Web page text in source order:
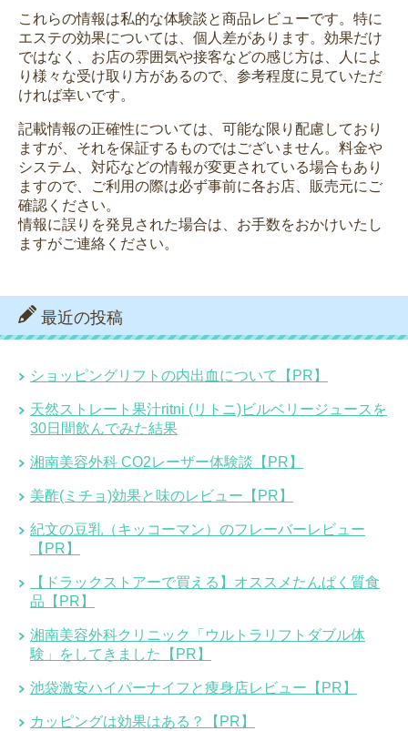
これらの情報は私的な体験談と商品レビューです。特に
エステの効果については、個人差があります。効果だけ
ではなく、お店の雰囲気や接客などの感じ方は、人によ
り様々な受け取り方があるので、参考程度に見ていただ
ければ幸いです。
記載情報の正確性については、可能な限り配慮しており
ますが、それを保証するものではございません。料金や
システム、対応などの情報が変更されている場合もあり
ますので、ご利用の際は必ず事前に各お店、販売元にご
確認ください。
情報に誤りを発見された場合は、お手数をおかけいたし
ますがご連絡ください。
最近の投稿
ショッピングリフトの内出血について【PR】
天然ストレート果汁ritni (リトニ)ビルベリージュースを
30日間飲んでみた結果
湘南美容外科 CO2レーザー体験談【PR】
美酢(ミチョ)効果と味のレビュー【PR】
紀文の豆乳（キッコーマン）のフレーバーレビュー
【PR】
【ドラックストアーで買える】オススメたんぱく質食
品【PR】
湘南美容外科クリニック「ウルトラリフトダブル体
験」をしてきました【PR】
池袋激安ハイパーナイフと痩身店レビュー【PR】
カッピングは効果はある？【PR】